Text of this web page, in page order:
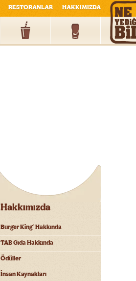
RESTORANLAR HAKKIMIZDA
Hakkımızda
Burger King® Hakkında
TAB Gıda Hakkında
Ödüller
İnsan Kaynakları